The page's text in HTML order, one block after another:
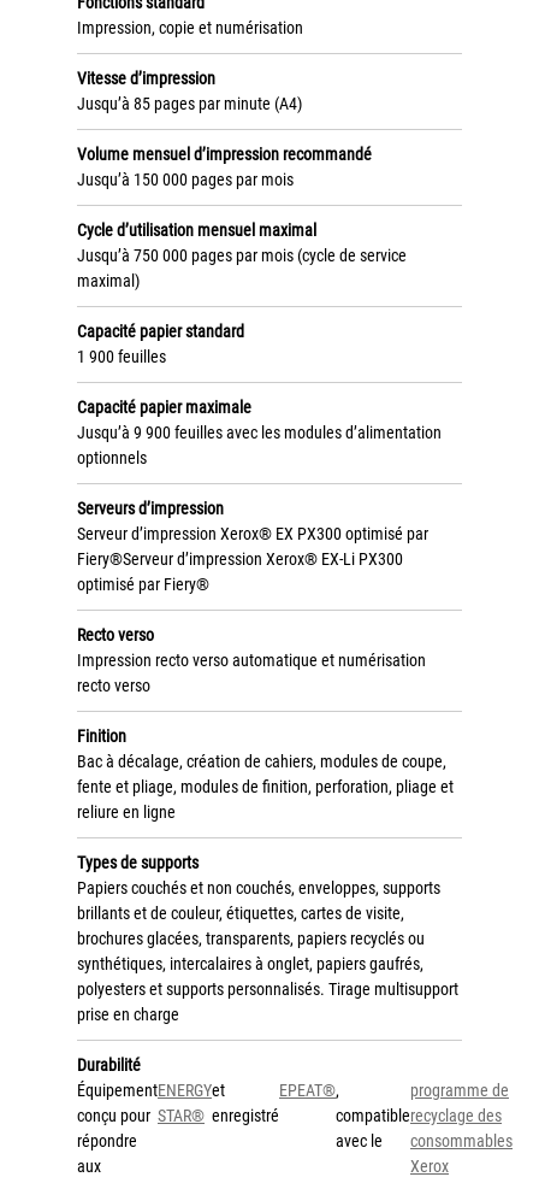
Tel : 04 37 64 64 02
XEROX I Concessionnaire Agrée
Blog
Guide GED
Contact
Newsletter
Plan du site
Politique de confidentialité
Mentions légales
© Axilis
Impression, copie et numérisation
Vitesse d’impression
Jusqu’à 85 pages par minute (A4)
Volume mensuel d’impression recommandé
Jusqu’à 150 000 pages par mois
Cycle d’utilisation mensuel maximal
Jusqu’à 750 000 pages par mois (cycle de service
maximal)
Capacité papier standard
1 900 feuilles
Capacité papier maximale
Jusqu’à 9 900 feuilles avec les modules d’alimentation
optionnels
Serveurs d’impression
Serveur d’impression Xerox® EX PX300 optimisé par
Fiery®Serveur d’impression Xerox® EX-Li PX300
optimisé par Fiery®
Recto verso
Impression recto verso automatique et numérisation
recto verso
Finition
Bac à décalage, création de cahiers, modules de coupe,
fente et pliage, modules de finition, perforation, pliage et
reliure en ligne
Types de supports
Papiers couchés et non couchés, enveloppes, supports
brillants et de couleur, étiquettes, cartes de visite,
brochures glacées, transparents, papiers recyclés ou
synthétiques, intercalaires à onglet, papiers gaufrés,
polyesters et supports personnalisés. Tirage multisupport
prise en charge
Durabilité
Équipement
conçu pour
répondre
aux
ENERGY
STAR®
et
enregistré
EPEAT®,
compatible
avec le
programme de
recyclage des
consommables
Xerox